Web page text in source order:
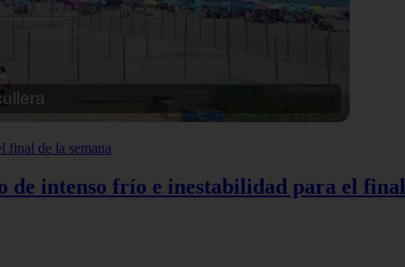
intenso frío e inestabilidad para el